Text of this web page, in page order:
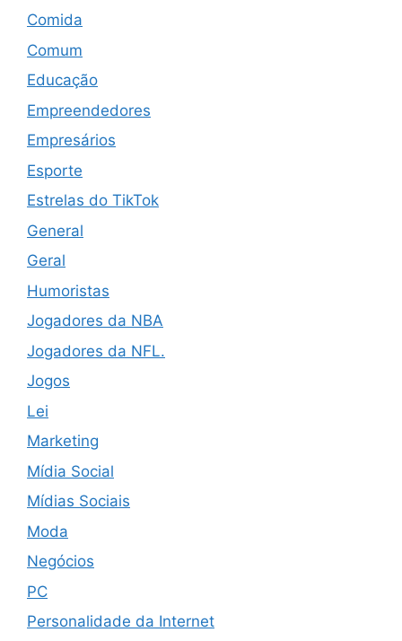
Comida
Comum
Educação
Empreendedores
Empresários
Esporte
Estrelas do TikTok
General
Geral
Humoristas
Jogadores da NBA
Jogadores da NFL.
Jogos
Lei
Marketing
Mídia Social
Mídias Sociais
Moda
Negócios
PC
Personalidade da Internet